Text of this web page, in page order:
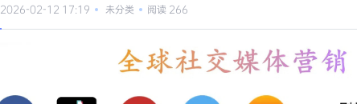
2026-02-12 17:19 未分类 阅读 266